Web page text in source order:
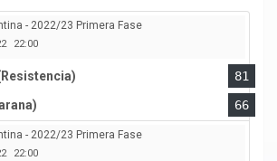
- 2022/23 Primera Fase
22:00
81
66
- 2022/23 Primera Fase
22:00